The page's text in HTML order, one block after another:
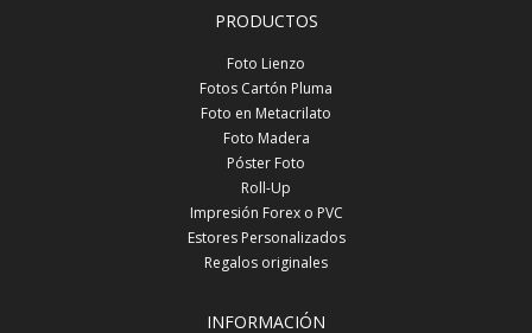
PRODUCTOS
Foto Lienzo
Fotos Cartón Pluma
Foto en Metacrilato
Foto Madera
Póster Foto
Roll-Up
Impresión Forex o PVC
Estores Personalizados
Regalos originales
INFORMACIÓN